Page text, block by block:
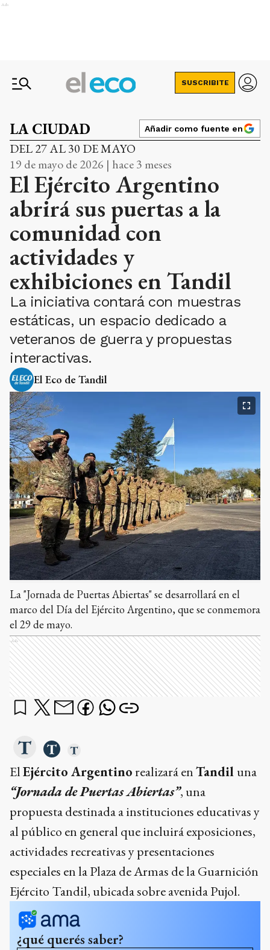
Ads
SUSCRIBITE
LA CIUDAD Añadir como fuente en
DEL 27 AL 30 DE MAYO
19 de mayo de 2026 | hace 3 meses
El Ejército Argentino
abrirá sus puertas a la
comunidad con
actividades y
exhibiciones en Tandil
La iniciativa contará con muestras
estáticas, un espacio dedicado a
veteranos de guerra y propuestas
interactivas.
El Eco de Tandil
La "Jornada de Puertas Abiertas" se desarrollará en el
marco del Día del Ejército Argentino, que se conmemora
el 29 de mayo.
Ads
ElEjército Argentinorealizará enTandiluna
“Jornada de Puertas Abiertas”, una
propuesta destinada a instituciones educativas y
al público en general que incluirá exposiciones,
actividades recreativas y presentaciones
especiales en la Plaza de Armas de la Guarnición
Ejército Tandil, ubicada sobre avenida Pujol.
¿qué querés saber?